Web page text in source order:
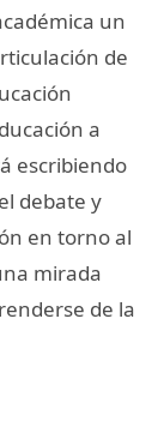
un
de
a
escribiendo
debate y
en torno al
mirada
de la